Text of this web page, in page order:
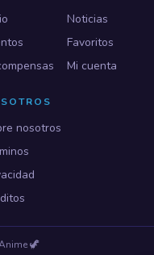
Noticias
Favoritos
Mi cuenta
nosotros
🦖